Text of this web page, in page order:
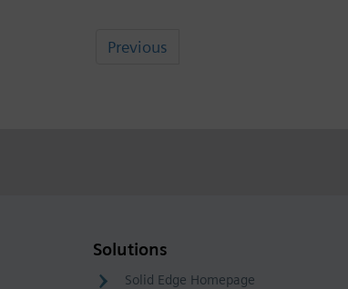
Previous
Solutions
Solid Edge Homepage